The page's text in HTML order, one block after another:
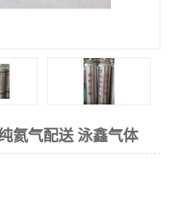
氦气配送 泳鑫气体